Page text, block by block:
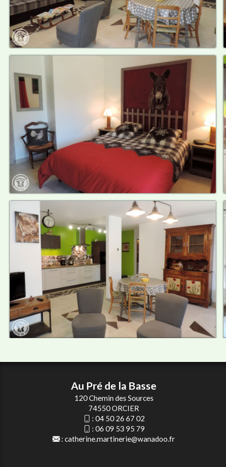
Au Pré de la Basse
120 Chemin des Sources
74550 ORCIER
: 04 50 26 67 02
: 06 09 53 95 79
: catherine.martinerie@wanadoo.fr